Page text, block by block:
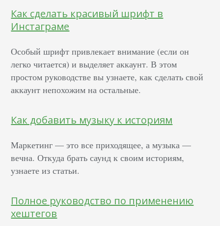
Как сделать красивый шрифт в
Инстаграме
Особый шрифт привлекает внимание (если он
легко читается) и выделяет аккаунт. В этом
простом руководстве вы узнаете, как сделать свой
аккаунт непохожим на остальные.
Как добавить музыку к историям
Маркетинг — это все приходящее, а музыка —
вечна. Откуда брать саунд к своим историям,
узнаете из статьи.
Полное руководство по применению
хештегов